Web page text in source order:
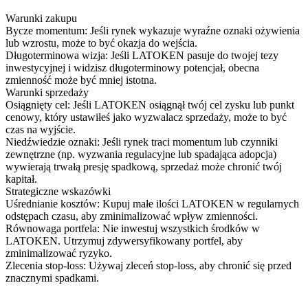
Warunki zakupu
Bycze momentum: Jeśli rynek wykazuje wyraźne oznaki ożywienia
lub wzrostu, może to być okazja do wejścia.
Długoterminowa wizja: Jeśli LATOKEN pasuje do twojej tezy
inwestycyjnej i widzisz długoterminowy potencjał, obecna
zmienność może być mniej istotna.
Warunki sprzedaży
Osiągnięty cel: Jeśli LATOKEN osiągnął twój cel zysku lub punkt
cenowy, który ustawiłeś jako wyzwalacz sprzedaży, może to być
czas na wyjście.
Niedźwiedzie oznaki: Jeśli rynek traci momentum lub czynniki
zewnętrzne (np. wyzwania regulacyjne lub spadająca adopcja)
wywierają trwałą presję spadkową, sprzedaż może chronić twój
kapitał.
Strategiczne wskazówki
Uśrednianie kosztów: Kupuj małe ilości LATOKEN w regularnych
odstępach czasu, aby zminimalizować wpływ zmienności.
Równowaga portfela: Nie inwestuj wszystkich środków w
LATOKEN. Utrzymuj zdywersyfikowany portfel, aby
zminimalizować ryzyko.
Zlecenia stop-loss: Używaj zleceń stop-loss, aby chronić się przed
znacznymi spadkami.